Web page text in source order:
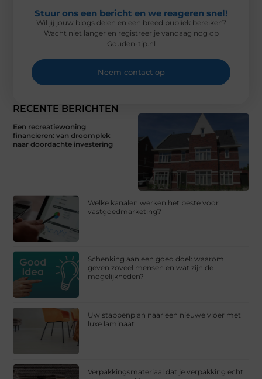
RECENTE BERICHTEN
Een recreatiewoning
financieren: van droomplek
naar doordachte investering
Welke kanalen werken het beste voor
vastgoedmarketing?
Schenking aan een goed doel: waarom
geven zoveel mensen en wat zijn de
mogelijkheden?
Uw stappenplan naar een nieuwe vloer met
luxe laminaat
Verpakkingsmateriaal dat je verpakking echt
Stuur ons een bericht en we reageren snel!
Wil jij jouw blogs delen en een breed publiek bereiken?
Wacht niet langer en registreer je vandaag nog op
Gouden-tip.nl
Neem contact op